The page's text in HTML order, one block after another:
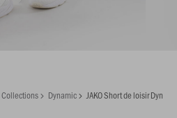
Collections Dynamic JAKO Short de loisir